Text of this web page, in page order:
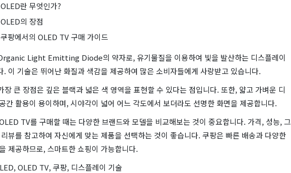
란 무엇인가?
의 장점
팡에서의 OLED TV 구매 가이드
Light Emitting Diode의 약자로, 유기물질을 이용하여 빛을 발산하는 디스플레이
. 이 기술은 뛰어난 화질과 색감을 제공하여 많은 소비자들에게 사랑받고 있습니다.
장 큰 장점은 깊은 블랙과 넓은 색 영역을 표현할 수 있다는 점입니다. 또한, 얇고 가벼운 디
간 활용이 용이하며, 시야각이 넓어 어느 각도에서 보더라도 선명한 화면을 제공합니다.
TV를 구매할 때는 다양한 브랜드와 모델을 비교해보는 것이 중요합니다. 가격, 성능, 그
뷰를 참고하여 자신에게 맞는 제품을 선택하는 것이 좋습니다. 쿠팡은 빠른 배송과 다양한
제공하므로, 스마트한 쇼핑이 가능합니다.
OLED TV, 쿠팡, 디스플레이 기술